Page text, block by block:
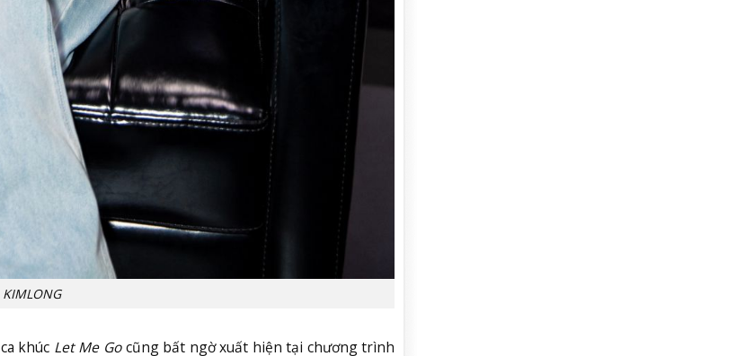
khúc Let Me Gocũng bất ngờ xuất hiện tại chương trình